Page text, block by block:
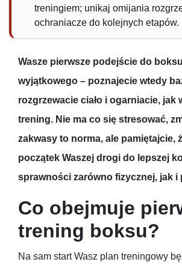
treningiem; unikaj omijania
ochraniacze do kolejnych etapów.
Wasze pierwsze podejście do
wyjątkowego – poznajecie wtedy
rozgrzewacie ciało i ogarniacie, jak
trening. Nie ma co się stresować,
zakwasy to norma, ale pamiętajcie,
początek Waszej drogi do lepszej
sprawności zarówno fizycznej, jak i
Co obejmuje
trening boksu?
Na sam start Wasz plan treningowy